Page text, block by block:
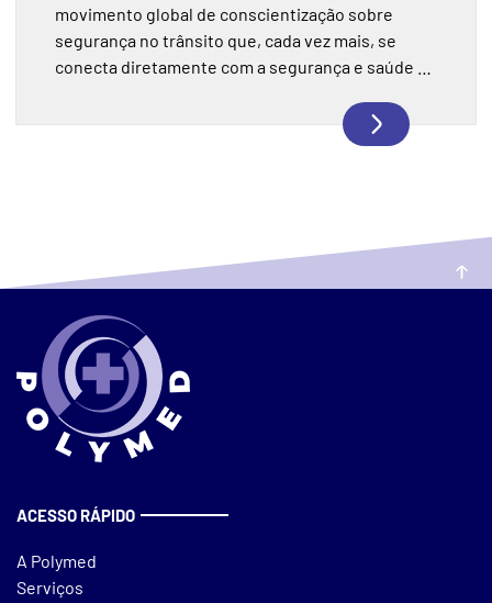
movimento global de conscientização sobre
segurança no trânsito que, cada vez mais, se
conecta diretamente com a segurança e saúde no
aquelas que possuem frotas, motoristas ou
colaboradores que utilizam veículos no dia a dia,
ACESSO RÁPIDO
A Polymed
Serviços